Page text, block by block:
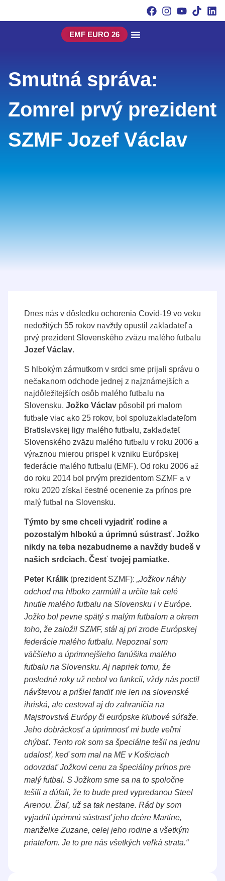
EMF EURO 26
Smutná správa:
Zomrel prvý prezident
SZMF Jozef Václav
Dnes nás v dôsledku ochorenia Covid-19 vo veku
nedožitých 55 rokov navždy opustil zakladateľ a
prvý prezident Slovenského zväzu malého futbalu
Jozef Václav.
S hlbokým zármutkom v srdci sme prijali správu o
nečakanom odchode jednej z najznámejších a
najdôležitejších osôb malého futbalu na
Slovensku. Jožko Václav pôsobil pri malom
futbale viac ako 25 rokov, bol spoluzakladateľom
Bratislavskej ligy malého futbalu, zakladateľ
Slovenského zväzu malého futbalu v roku 2006 a
výraznou mierou prispel k vzniku Európskej
federácie malého futbalu (EMF). Od roku 2006 až
do roku 2014 bol prvým prezidentom SZMF a v
roku 2020 získal čestné ocenenie za prínos pre
malý futbal na Slovensku.
Týmto by sme chceli vyjadriť rodine a
pozostalým hlbokú a úprimnú sústrasť. Jožko
nikdy na teba nezabudneme a navždy budeš v
našich srdciach. Česť tvojej pamiatke.
Peter Králik (prezident SZMF): „Jožkov náhly
odchod ma hlboko zarmútil a určite tak celé
hnutie malého futbalu na Slovensku i v Európe.
Jožko bol pevne spätý s malým futbalom a okrem
toho, že založil SZMF, stál aj pri zrode Európskej
federácie malého futbalu. Nepoznal som
väčšieho a úprimnejšieho fanúšika malého
futbalu na Slovensku. Aj napriek tomu, že
posledné roky už nebol vo funkcii, vždy nás poctil
návštevou a prišiel fandiť nie len na slovenské
ihriská, ale cestoval aj do zahraničia na
Majstrovstvá Európy či európske klubové súťaže.
Jeho dobráckosť a úprimnosť mi bude veľmi
chýbať. Tento rok som sa špeciálne tešil na jednu
udalosť, keď som mal na ME v Košiciach
odovzdať Jožkovi cenu za špeciálny prínos pre
malý futbal. S Jožkom sme sa na to spoločne
tešili a dúfali, že to bude pred vypredanou Steel
Arenou. Žiaľ, už sa tak nestane. Rád by som
vyjadril úprimnú sústrasť jeho dcére Martine,
manželke Zuzane, celej jeho rodine a všetkým
priateľom. Je to pre nás všetkých veľká strata.“